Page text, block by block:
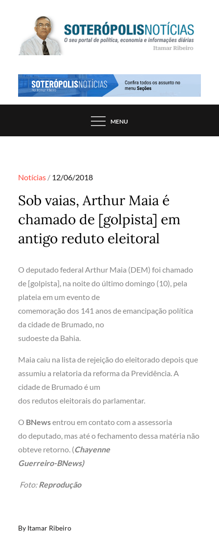
SOTERÓPOLIS NOTÍCIAS
PORTAL DE NOTÍCIAS DE SALVADOR E
MENU
Notícias Posted
12/06/2018
Sob vaias, Arthur Maia é
chamado de [golpista] em
antigo reduto eleitoral
O deputado federal Arthur Maia (DEM) foi chamado
de [golpista], na noite do último domingo (10), pela
plateia em um evento de
comemoração dos 141 anos de emancipação política
da cidade de Brumado, no
sudoeste da Bahia.
Maia caiu na lista de rejeição do eleitorado depois que
assumiu a relatoria da reforma da Previdência. A
cidade de Brumado é um
dos redutos eleitorais do parlamentar.
O BNewsentrou em contato com a assessoria
do deputado, mas até o fechamento dessa matéria não
obteve retorno. (Chayenne
Guerreiro-BNews)
Foto:Reprodução
By Itamar Ribeiro